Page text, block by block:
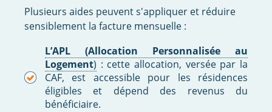
Plusieurs aides peuvent s'appliquer et réduire
sensiblement la facture mensuelle :
L’APL (Allocation Personnalisée au
Logement) : cette allocation, versée par la
CAF, est accessible pour les résidences
éligibles et dépend des revenus du
bénéficiaire.